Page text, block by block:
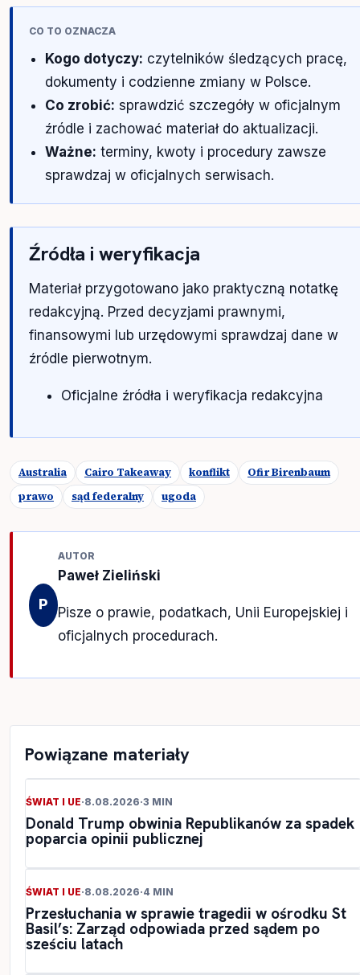
CO TO OZNACZA
Kogo dotyczy: czytelników śledzących pracę,
dokumenty i codzienne zmiany w Polsce.
Co zrobić: sprawdzić szczegóły w oficjalnym
źródle i zachować materiał do aktualizacji.
Ważne: terminy, kwoty i procedury zawsze
sprawdzaj w oficjalnych serwisach.
Źródła i weryfikacja
Materiał przygotowano jako praktyczną notatkę
redakcyjną. Przed decyzjami prawnymi,
finansowymi lub urzędowymi sprawdzaj dane w
źródle pierwotnym.
Oficjalne źródła i weryfikacja redakcyjna
Australia Cairo Takeaway konflikt
Ofir Birenbaum
prawo
sąd federalny ugoda
P
AUTOR
Paweł Zieliński
Pisze o prawie, podatkach, Unii Europejskiej i
oficjalnych procedurach.
Powiązane materiały
ŚWIAT I UE·8.08.2026·3 MIN
Donald Trump obwinia Republikanów za spadek
poparcia opinii publicznej
ŚWIAT I UE·8.08.2026·4 MIN
Przesłuchania w sprawie tragedii w ośrodku St
Basil’s: Zarząd odpowiada przed sądem po
sześciu latach